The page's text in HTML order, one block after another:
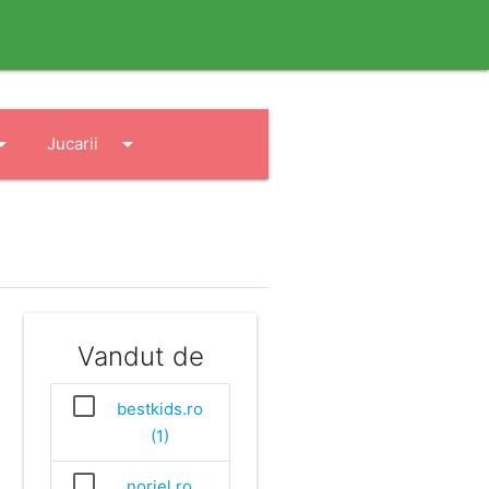
Jucarii arrow_drop_down
Vandut de
bestkids.ro
(1)